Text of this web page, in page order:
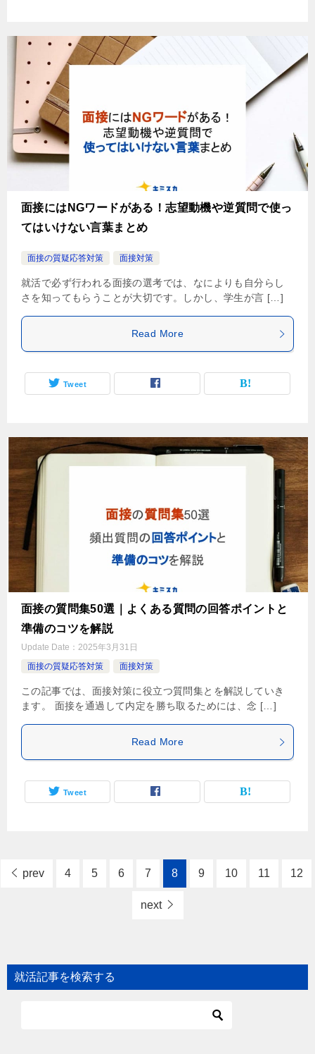
面接にはNGワードがある！志望動機や逆質問で使っ
てはいけない言葉まとめ
面接の質疑応答対策 面接対策
就活で必ず行われる面接の選考では、なによりも自分らし
さを知ってもらうことが大切です。しかし、学生が言 […]
Read More
Tweet
面接の質問集50選｜よくある質問の回答ポイントと
準備のコツを解説
Update Date： 2025年3月31日
面接の質疑応答対策
面接対策
この記事では、面接対策に役立つ質問集とを解説していき
ます。 面接を通過して内定を勝ち取るためには、念 […]
Read More
Tweet
prev 4 5 6 7 8 9 10 11 12
next
就活記事を検索する